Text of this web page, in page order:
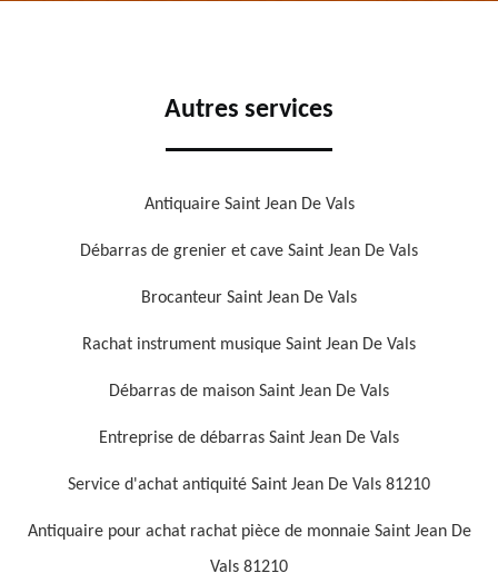
Autres services
Antiquaire Saint Jean De Vals
Débarras de grenier et cave Saint Jean De Vals
Brocanteur Saint Jean De Vals
Rachat instrument musique Saint Jean De Vals
Débarras de maison Saint Jean De Vals
Entreprise de débarras Saint Jean De Vals
Service d'achat antiquité Saint Jean De Vals 81210
Antiquaire pour achat rachat pièce de monnaie Saint Jean De
Vals 81210